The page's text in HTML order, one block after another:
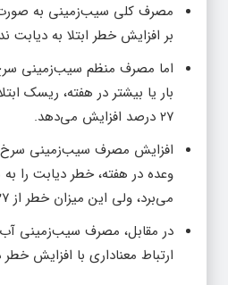
مصرف کلی سیب‌زمینی به صورت
بر افزایش خطر ابتلا به دیابت
اما مصرف منظم سیب‌زمینی
بار یا بیشتر در هفته، ریسک
۲۷ درصد افزایش می‌دهد.
افزایش مصرف سیب‌زمینی
می‌برد، ولی این میزان خطر از ۲۷ درصد فراتر نمی‌رود.
در مقابل، مصرف سیب‌زمینی
ارتباط معناداری با افزایش